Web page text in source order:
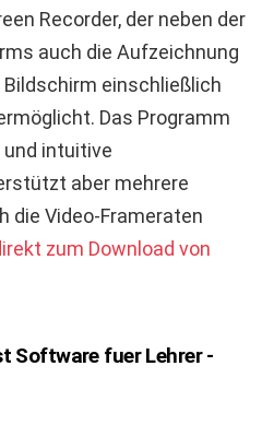
Recorder, der neben der
auch die Aufzeichnung
einschließlich
Das Programm
intuitive
aber mehrere
die Video-Frameraten
zum Download von